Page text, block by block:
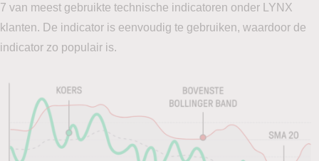
7 van meest gebruikte technische indicatoren onder LYNX
klanten. De indicator is eenvoudig te gebruiken, waardoor de
indicator zo populair is.